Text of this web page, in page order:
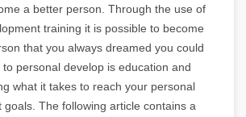
a better person. Through the use of
training it is possible to become
that you always dreamed you could
to personal develop is education and
what it takes to reach your personal
goals. The following article contains a